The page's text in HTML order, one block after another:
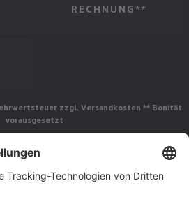
RECHNUNG**
zzgl. Versandkosten ** Bonität
vorausgesetzt
Folgen Sie uns